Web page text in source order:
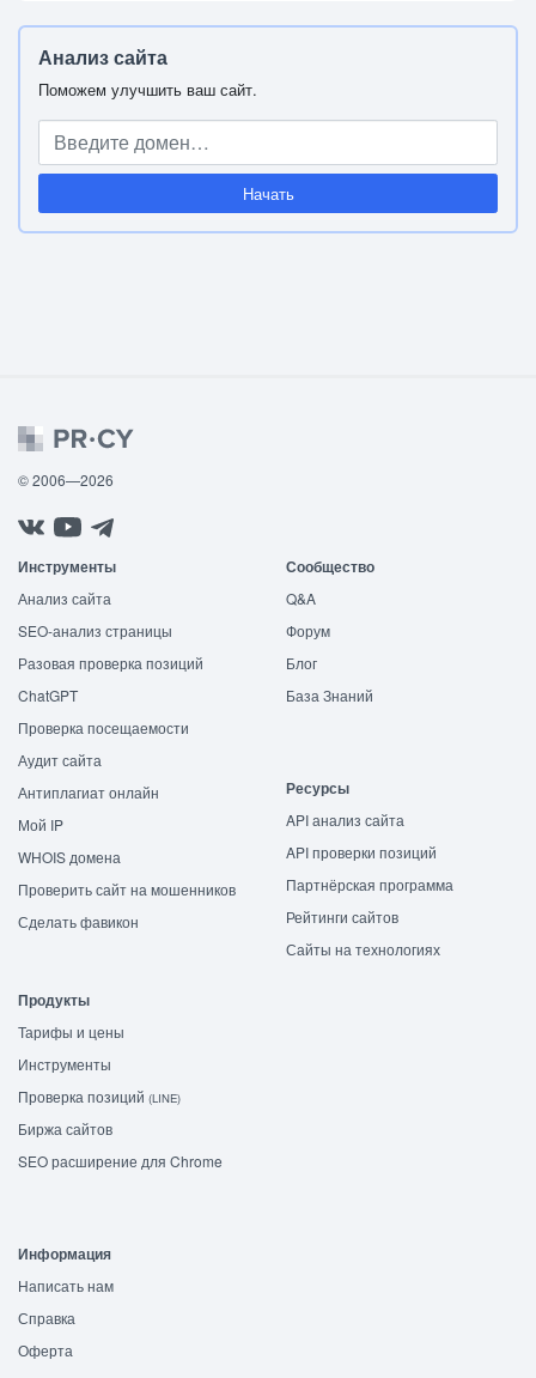
Анализ сайта
Поможем улучшить ваш сайт.
Начать
© 2006—2026
Инструменты
Анализ сайта
SEO-анализ страницы
Разовая проверка позиций
ChatGPT
Проверка посещаемости
Аудит сайта
Антиплагиат онлайн
Мой IP
WHOIS домена
Проверить сайт на мошенников
Сделать фавикон
Сообщество
Q&A
Форум
Блог
База Знаний
Ресурсы
API анализ сайта
API проверки позиций
Партнёрская программа
Рейтинги сайтов
Сайты на технологиях
Продукты
Тарифы и цены
Инструменты
Проверка позиций (LINE)
Биржа сайтов
SEO расширение для Chrome
Информация
Написать нам
Справка
Оферта